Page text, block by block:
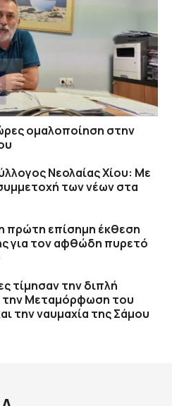
ομαλοποίηση στην
Νεολαίας Χίου: Με
των νέων στα
η πρώτη επίσημη έκθεση
για τον αφθώδη πυρετό
τίμησαν την διπλή
την Μεταμόρφωση του
την ναυμαχία της Σάμου